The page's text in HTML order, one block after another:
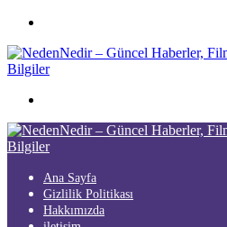
...
Ana Sayfa
Gizlilik Politikası
Hakkımızda